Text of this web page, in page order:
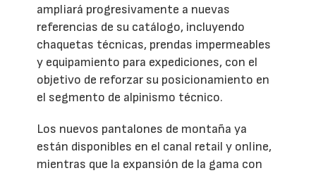
ampliará progresivamente a nuevas
referencias de su catálogo, incluyendo
chaquetas técnicas, prendas impermeables
y equipamiento para expediciones, con el
objetivo de reforzar su posicionamiento en
el segmento de alpinismo técnico.
Los nuevos pantalones de montaña ya
están disponibles en el canal retail y online,
mientras que la expansión de la gama con